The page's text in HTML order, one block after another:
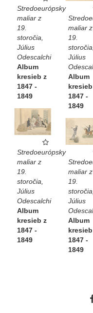
Stredoeurópsky
maliar z
19.
storočia,
Július
Odescalchi
Album
kresieb z
1847 -
1849
maliar z
19.
storočia,
Július
Album
1847 -
1849
Stredoeurópsky
maliar z
19.
storočia,
Július
Odescalchi
Album
kresieb z
1847 -
1849
maliar z
19.
storočia,
Július
Album
1847 -
1849